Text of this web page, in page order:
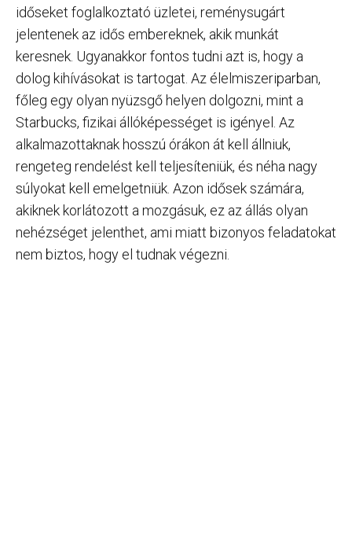
időseket foglalkoztató üzletei, reménysugárt
jelentenek az idős embereknek, akik munkát
keresnek. Ugyanakkor fontos tudni azt is, hogy a
dolog kihívásokat is tartogat. Az élelmiszeriparban,
főleg egy olyan nyüzsgő helyen dolgozni, mint a
Starbucks, fizikai állóképességet is igényel. Az
alkalmazottaknak hosszú órákon át kell állniuk,
rengeteg rendelést kell teljesíteniük, és néha nagy
súlyokat kell emelgetniük. Azon idősek számára,
akiknek korlátozott a mozgásuk, ez az állás olyan
nehézséget jelenthet, ami miatt bizonyos feladatokat
nem biztos, hogy el tudnak végezni.